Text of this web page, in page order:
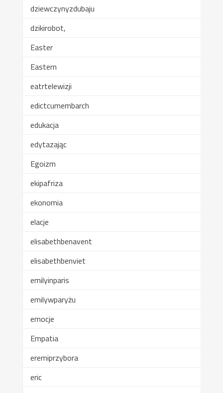
dziewczynyzdubaju
dzikirobot,
Easter
Eastern
eatrtelewizji
edictcumembarch
edukacja
edytazając
Egoizm
ekipafriza
ekonomia
elacje
elisabethbenavent
elisabethbenviet
emilyinparis
emilywparyżu
emocje
Empatia
eremiprzybora
eric